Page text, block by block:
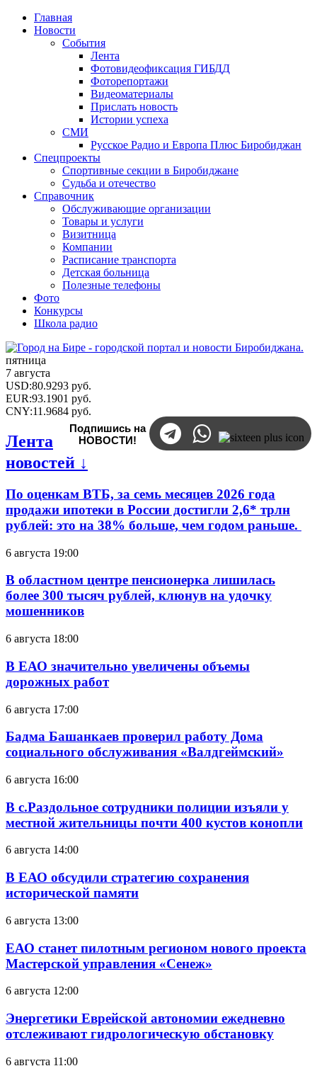
Главная
Новости
События
Лента
Фотовидеофиксация ГИБДД
Фоторепортажи
Видеоматериалы
Прислать новость
Истории успеха
СМИ
Русское Радио и Европа Плюс Биробиджан
Спецпроекты
Спортивные секции в Биробиджане
Судьба и отечество
Справочник
Обслуживающие организации
Товары и услуги
Визитница
Компании
Расписание транспорта
Детская больница
Полезные телефоны
Фото
Конкурсы
Школа радио
пятница
7 августа
USD:80.9293 руб.
EUR:93.1901 руб.
CNY:11.9684 руб.
Подпишись на
НОВОСТИ!
Лента
новостей ↓
По оценкам ВТБ, за семь месяцев 2026 года
продажи ипотеки в России достигли 2,6* трлн
рублей: это на 38% больше, чем годом раньше.
6 августа 19:00
В областном центре пенсионерка лишилась
более 300 тысяч рублей, клюнув на удочку
мошенников
6 августа 18:00
В ЕАО значительно увеличены объемы
дорожных работ
6 августа 17:00
Бадма Башанкаев проверил работу Дома
социального обслуживания «Валдгеймский»
6 августа 16:00
В с.Раздольное сотрудники полиции изъяли у
местной жительницы почти 400 кустов конопли
6 августа 14:00
В ЕАО обсудили стратегию сохранения
исторической памяти
6 августа 13:00
ЕАО станет пилотным регионом нового проекта
Мастерской управления «Сенеж»
6 августа 12:00
Энергетики Еврейской автономии ежедневно
отслеживают гидрологическую обстановку
6 августа 11:00